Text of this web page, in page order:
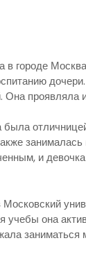
в городе
проявляла
и
учебы она
заниматься